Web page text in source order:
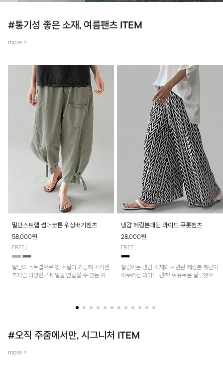
#통기성 좋은 소재, 여름팬츠 ITEM
more >
밑단스트랩 썸머코튼 워싱배기팬츠
58,000원
FREE,L
밑단의 스트랩으로 핏 조절이 가능해 조거팬
츠처럼 다양한 스타일을 연출할 수 있는 아
냉감 헤링본패턴 와이드 큐롯팬츠
28,000원
FREE
찰랑이는 냉감 소재와 세련된 헤링본 패턴이
어우러진 와이드 팬츠! 여유로운 실루엣으로
#오직 주줌에서만, 시그니처 ITEM
more >